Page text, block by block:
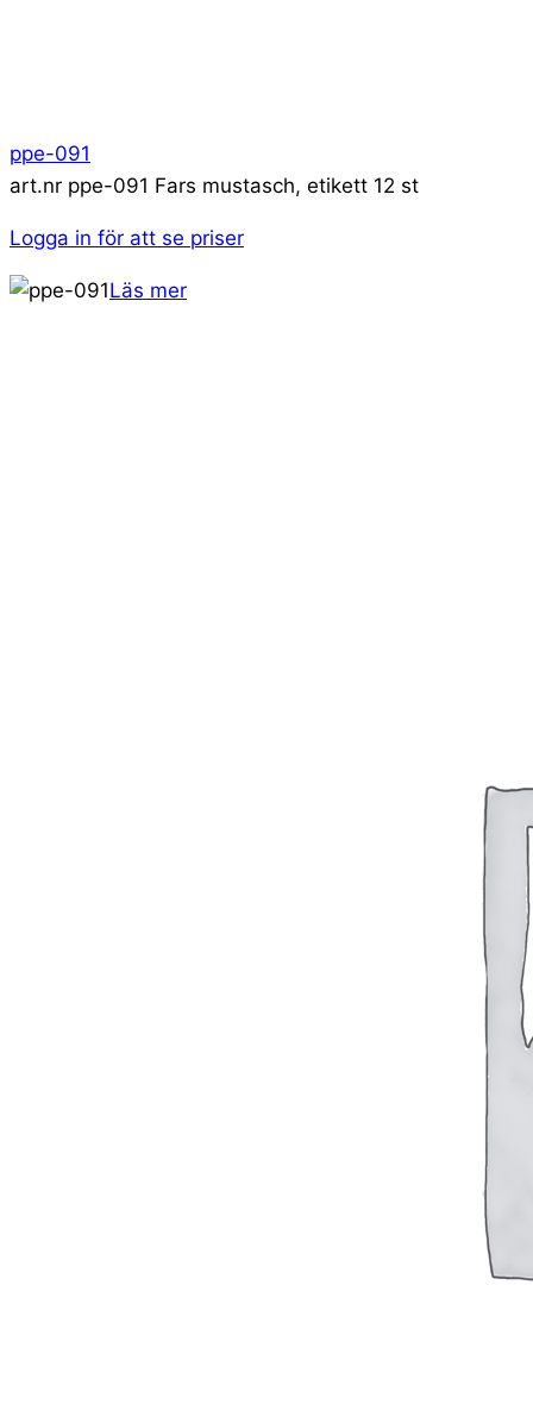
ppe-091
art.nr ppe-091 Fars mustasch, etikett 12 st
Logga in för att se priser
Läs mer